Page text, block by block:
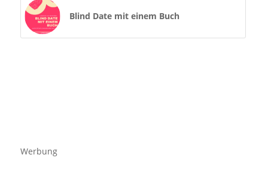
Blind Date mit einem Buch
Werbung